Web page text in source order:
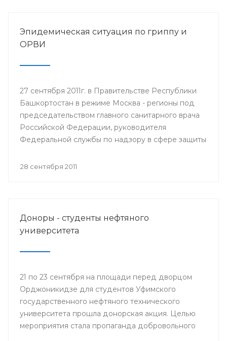
Эпидемическая ситуация по гриппу и
ОРВИ
27 сентября 2011г. в Правительстве Республики
Башкортостан в режиме Москва - регионы под
председательством главного санитарного врача
Российской Федерации, руководителя
Федеральной службы по надзору в сфере защиты
состоялось селекторное совещание
гриппу и ОРВИ и начале прививочной кампании
против гриппа в эпидсезон 2011-2012 годов».
28 сентября 2011
Доноры - студенты нефтяного
университета
21 по 23 сентября на площади перед дворцом
Орджоникидзе для студентов Уфимского
государственного нефтяного технического
университета прошла донорская акция. Целью
мероприятия стала пропаганда добровольного